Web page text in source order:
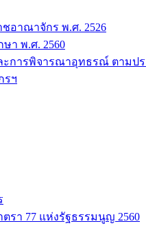
อาณาจักร พ.ศ. 2526
า พ.ศ. 2560
การพิจารณาอุทธรณ์ ตามปร
รฯ
รา 77 แห่งรัฐธรรมนูญ 2560